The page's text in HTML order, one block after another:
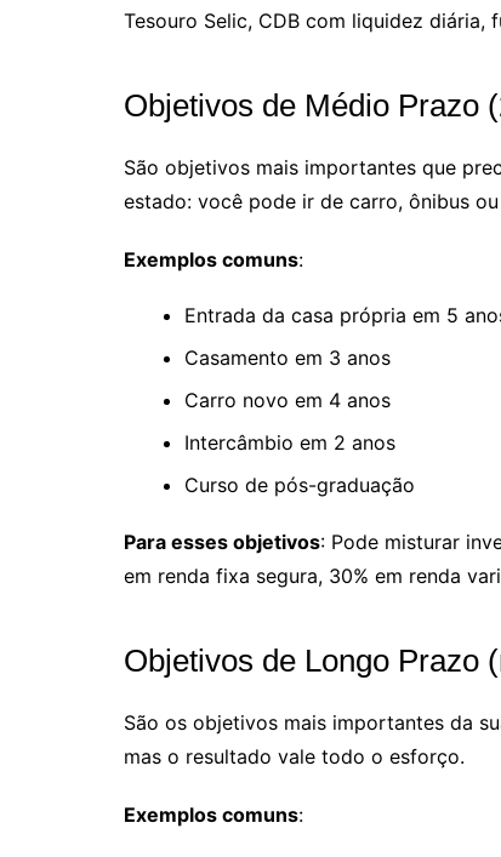
Tesouro Selic, CDB com liquidez diária,
Objetivos de Médio Prazo
São objetivos mais importantes que
estado: você pode ir de carro, ônibus
Exemplos comuns:
Entrada da casa própria em 5
Casamento em 3 anos
Carro novo em 4 anos
Intercâmbio em 2 anos
Curso de pós-graduação
Para esses objetivos: Pode misturar
em renda fixa segura, 30% em renda
Objetivos de Longo Prazo
São os objetivos mais importantes da
mas o resultado vale todo o esforço.
Exemplos comuns: